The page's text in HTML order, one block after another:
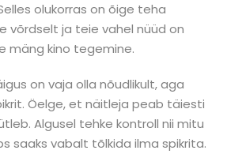
olukorras on õige teha
võrdselt ja teie vahel nüüd on
mäng kino tegemine.
on vaja olla nõudlikult, aga
Öelge, et näitleja peab täiesti
Algusel tehke kontroll nii mitu
saaks vabalt tõlkida ilma spikrita.